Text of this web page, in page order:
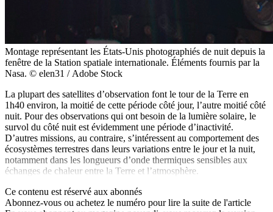
Montage représentant les États-Unis photographiés de nuit depuis la
fenêtre de la Station spatiale internationale. Éléments fournis par la
Nasa. © elen31 / Adobe Stock
La plupart des satellites d’observation font le tour de la Terre en
1h40 environ, la moitié de cette période côté jour, l’autre moitié côté
nuit. Pour des observations qui ont besoin de la lumière solaire, le
survol du côté nuit est évidemment une période d’inactivité.
D’autres missions, au contraire, s’intéressent au comportement des
écosystèmes terrestres dans leurs variations entre le jour et la nuit,
notamment dans les longueurs d’onde thermiques sensibles aux
échanges de chaleur entre la Terre et l’atmosphère.
Ce contenu est réservé aux abonnés
Abonnez-vous ou achetez le numéro pour lire la suite de l'article